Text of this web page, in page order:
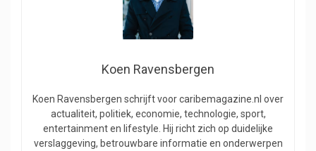
Koen Ravensbergen
Koen Ravensbergen schrijft voor caribemagazine.nl over
actualiteit, politiek, economie, technologie, sport,
entertainment en lifestyle. Hij richt zich op duidelijke
verslaggeving, betrouwbare informatie en onderwerpen